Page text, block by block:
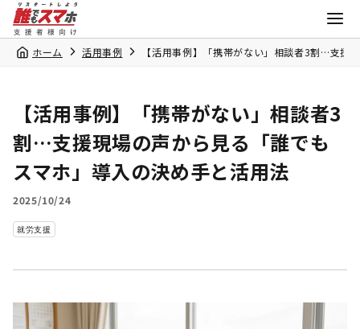
ホーム 活用事例 【活用事例】「携帯がない」相談者3割…支援
【活用事例】「携帯がない」相談者3
割…支援現場の声から見る「誰でも
スマホ」導入の決め手と活用法
2025/10/24
就労支援